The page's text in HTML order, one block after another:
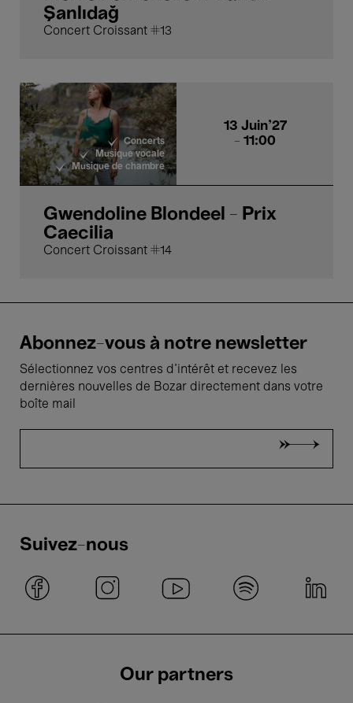
Şanlıdağ
Concert Croissant #13
Concerts
Musique vocale
Musique de chambre
13 Juin'27
- 11:00
Gwendoline Blondeel - Prix
Caecilia
Concert Croissant #14
Abonnez-vous à notre newsletter
Sélectionnez vos centres d'intérêt et recevez les
dernières nouvelles de Bozar directement dans votre
boîte mail
Suivez-nous
Our partners